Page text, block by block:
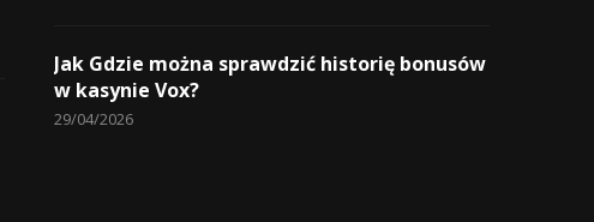
Jak Gdzie można sprawdzić historię bonusów
w kasynie Vox?
29/04/2026